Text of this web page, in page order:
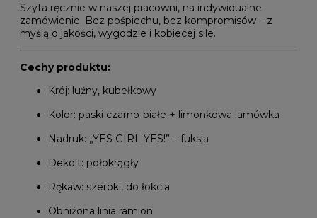
Szyta ręcznie w naszej pracowni, na indywidualne
zamówienie. Bez pośpiechu, bez kompromisów – z
myślą o jakości, wygodzie i kobiecej sile.
Cechy produktu:
Krój: luźny, kubełkowy
Kolor: paski czarno-białe + limonkowa lamówka
Nadruk: „YES GIRL YES!” – fuksja
Dekolt: półokrągły
Rękaw: szeroki, do łokcia
Obniżona linia ramion